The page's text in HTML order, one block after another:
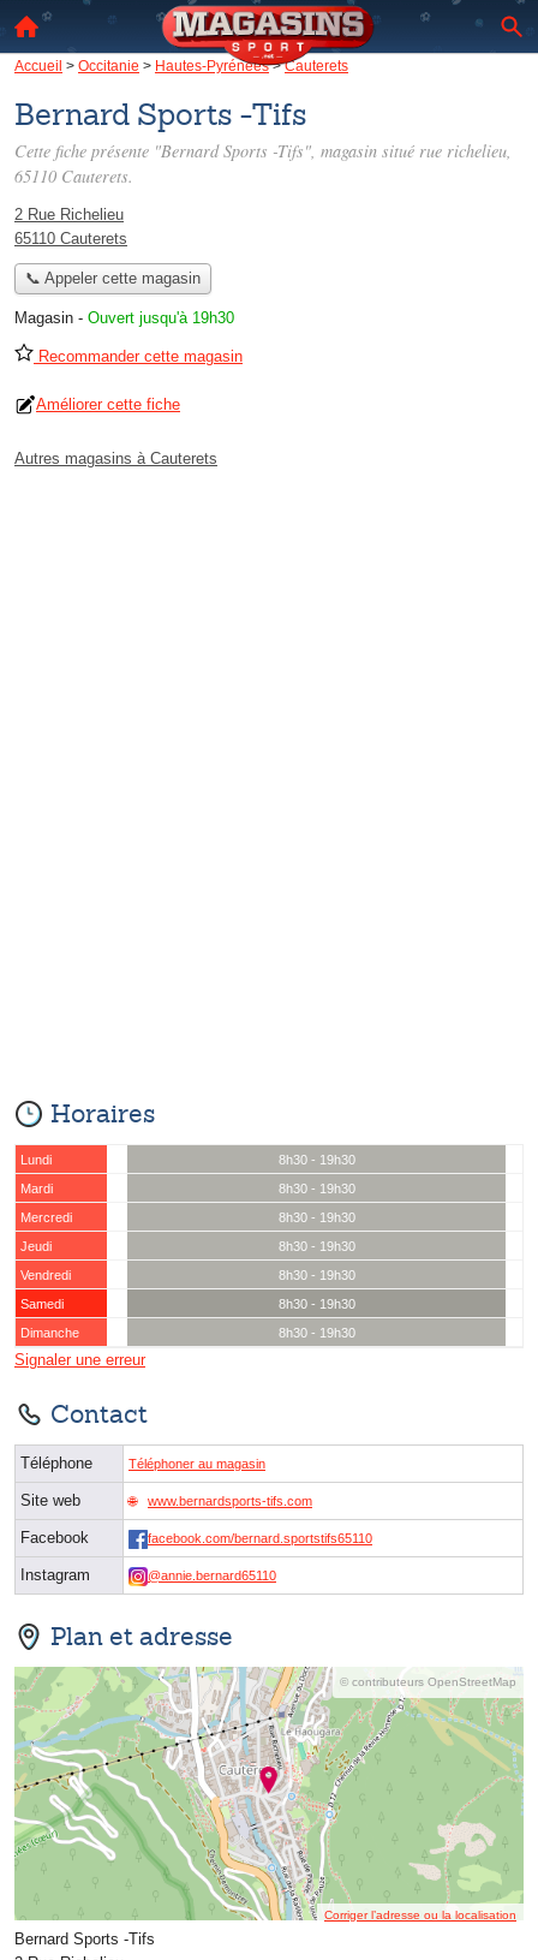
Accueil > Occitanie > Hautes-Pyrénées>Cauterets
Bernard Sports -Tifs
Cette fiche présente "Bernard Sports -Tifs", magasin situé rue richelieu,
65110 Cauterets.
2 Rue Richelieu
65110 Cauterets
📞 Appeler cette magasin
Magasin - Ouvert jusqu'à 19h30
Recommander cette magasin
Améliorer cette fiche
Autres magasins à Cauterets
Horaires
Lundi
8h30 - 19h30
Mardi
8h30 - 19h30
Mercredi
8h30 - 19h30
Jeudi
8h30 - 19h30
Vendredi
8h30 - 19h30
Samedi
8h30 - 19h30
Dimanche
8h30 - 19h30
Signaler une erreur
Contact
Téléphone Téléphoner au magasin
Site web www.bernardsports-tifs.com
Facebook facebook.com/bernard.sportstifs65110
Instagram @annie.bernard65110
Plan et adresse
© contributeurs OpenStreetMap
Corriger l’adresse ou la localisation
Bernard Sports -Tifs